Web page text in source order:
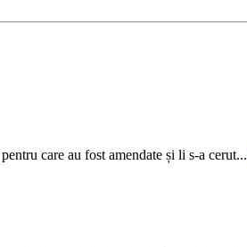
care au fost amendate și li s-a cerut...